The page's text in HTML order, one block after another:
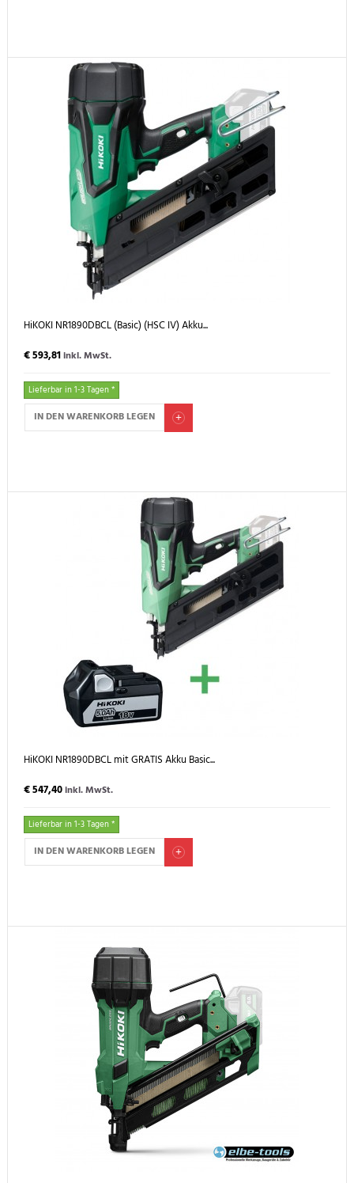
HiKOKI NR1890DBCL (Basic) (HSC IV) Akku...
€ 593,81inkl. MwSt.
Lieferbar in 1-3 Tagen *
IN DEN WARENKORB LEGEN
HiKOKI NR1890DBCL mit GRATIS Akku Basic...
€ 547,40inkl. MwSt.
Lieferbar in 1-3 Tagen *
IN DEN WARENKORB LEGEN